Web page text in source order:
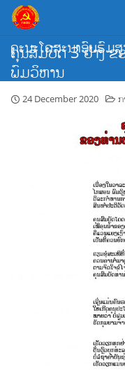
Skip
content
ຄະນະໂຄສະນາອົບຮົມ
ຄຸນສົມບັດ 3 ຢ່າງ ຂ
ພົມວິຫານ
24 December 2020 ກ